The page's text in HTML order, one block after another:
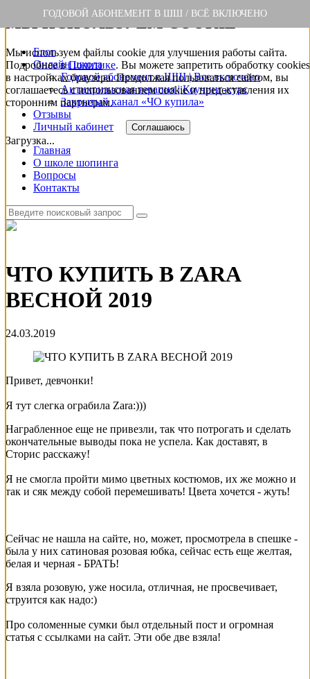
МЫ ИСПОЛЬЗУЕМ COOKIE
Мы используем файлы cookie для улучшения работы сайта.
Подробнее вПолитике. Вы можете запретить обработку сookies
в настройках браузера. Продолжая пользоваться сайтом, вы
соглашаетесь с использованием cookie и предоставления их
сторонним партнерам.
Соглашаюсь
Загрузка...
ГОДОВОЙ АБОНЕМЕНТ В ШШ / ВСЁ ВКЛЮЧЕНО
Блог
Онлайн школа
Годовой абонемент в ШШ | Все включено
Антикризисная терапия | Коучинг-курс
Закрытый канал «ЧО купила»
Отзывы
Личный кабинет
Главная
О школе шопинга
Вопросы
Контакты
ЧТО КУПИТЬ В ZARA
ВЕСНОЙ 2019
24.03.2019
Привет, девчонки!
Я тут слегка ограбила Zara:)))
Награбленное еще не привезли, так что потрогать и сделать
окончательные выводы пока не успела. Как доставят, в
Сторис расскажу!
Я не смогла пройти мимо цветных костюмов, их же можно и
так и сяк между собой перемешивать! Цвета хочется - жуть!
Сейчас не нашла на сайте, но, может, просмотрела в спешке -
была у них сатиновая розовая юбка, сейчас есть еще желтая,
белая и черная - БРАТЬ!
Я взяла розовую, уже носила, отличная, не просвечивает,
струится как надо:)
Про соломенные сумки был отдельный пост и огромная
статья с ссылками на сайт. Эти обе две взяла!